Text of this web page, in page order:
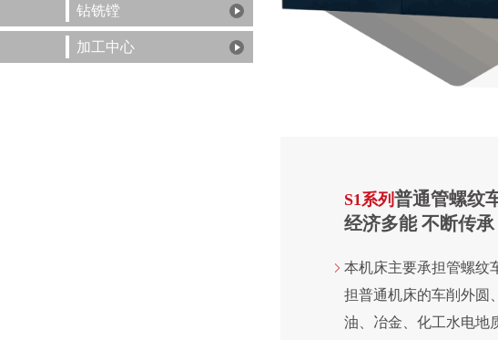
钻铣镗
加工中心
S1系列 普通管螺纹
经济多能 不断传承
本机床主要承担管螺纹
担普通机床的车削外圆
油、冶金、化工水电地